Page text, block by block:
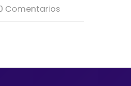
Comentarios